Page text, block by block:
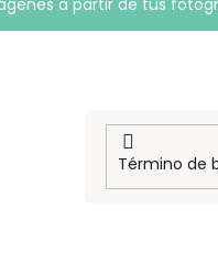
a partir de tus